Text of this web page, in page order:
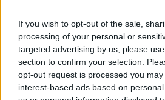
If you wish to opt-out of the sale,
processing of your personal or
targeted advertising by us, please
section to confirm your selection.
opt-out request is processed you
interest-based ads based on